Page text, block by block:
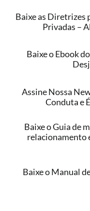
Baixe as Diretrizes
Privadas –
Baixe o Ebook
Assine Nossa
Conduta e
Baixe o Guia de
relacionamento
Baixe o Manual